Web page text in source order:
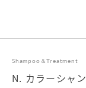
Shampoo＆Treatment
N. カラーシャ